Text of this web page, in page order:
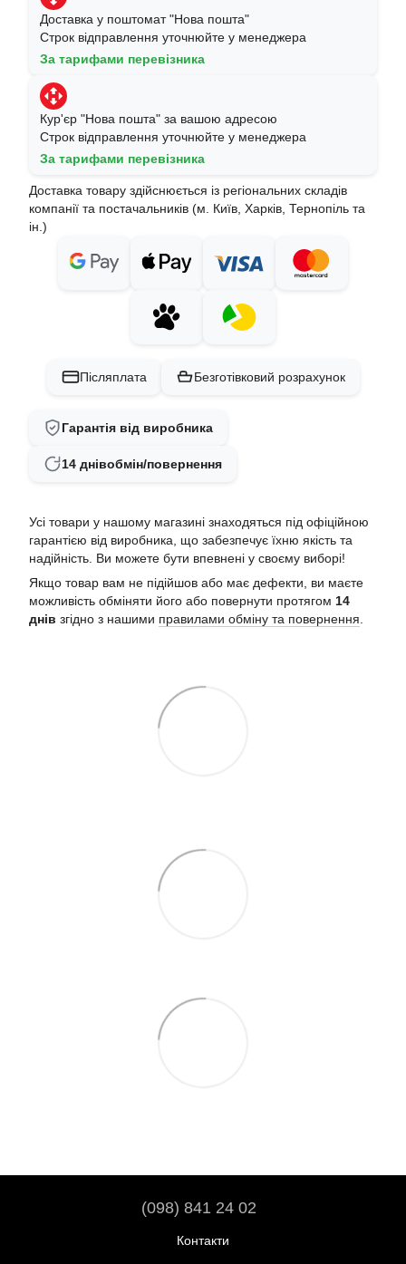
Доставка у поштомат "Нова пошта"
Строк відправлення уточнюйте у менеджера
За тарифами перевізника
Кур'єр "Нова пошта" за вашою адресою
Строк відправлення уточнюйте у менеджера
За тарифами перевізника
Доставка товару здійснюється із регіональних складів
компанії та постачальників (м. Київ, Харків, Тернопіль та
ін.)
Післяплата Безготівковий розрахунок
Гарантія від виробника
14 днівобмін/повернення
Усі товари у нашому магазині знаходяться під офіційною
гарантією від виробника, що забезпечує їхню якість та
надійність. Ви можете бути впевнені у своєму виборі!
Якщо товар вам не підійшов або має дефекти, ви маєте
можливість обміняти його або повернути протягом 14
днів згідно з нашими правилами обміну та повернення
(098) 841 24 02
Контакти